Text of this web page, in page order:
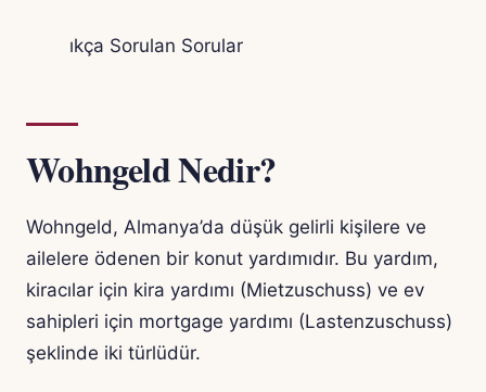
ıkça Sorulan Sorular
Wohngeld Nedir?
Wohngeld, Almanya’da düşük gelirli kişilere ve
ailelere ödenen bir konut yardımıdır. Bu yardım,
kiracılar için kira yardımı (Mietzuschuss) ve ev
sahipleri için mortgage yardımı (Lastenzuschuss)
şeklinde iki türlüdür.